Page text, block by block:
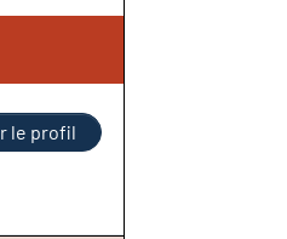
le profil